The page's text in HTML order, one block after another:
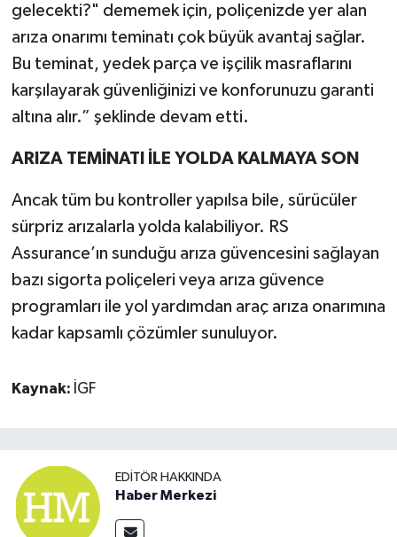
gelecekti?" dememek için, poliçenizde yer alan
arıza onarımı teminatı çok büyük avantaj sağlar.
Bu teminat, yedek parça ve işçilik masraflarını
karşılayarak güvenliğinizi ve konforunuzu garanti
altına alır.” şeklinde devam etti.
ARIZA TEMİNATI İLE YOLDA KALMAYA SON
Ancak tüm bu kontroller yapılsa bile, sürücüler
sürpriz arızalarla yolda kalabiliyor. RS
Assurance’ın sunduğu arıza güvencesini sağlayan
bazı sigorta poliçeleri veya arıza güvence
programları ile yol yardımdan araç arıza onarımına
kadar kapsamlı çözümler sunuluyor.
Kaynak: İGF
EDITÖR HAKKINDA
Haber Merkezi